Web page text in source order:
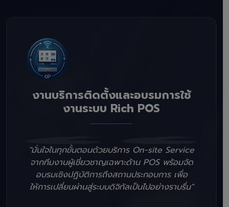
งานบริการติดตั้งและอบรมการใช้
งานระบบ Rich POS
"มั่นใจในทุกขั้นตอนด้วยบริการ On-site Service
จากทีมงานผู้เชี่ยวชาญเฉพาะด้าน POS พร้อมจัด
อบรมเชิงปฏิบัติการถึงสถานประกอบการ เพื่อ
ให้การเปลี่ยนผ่านสู่ระบบดิจิทัลเป็นไปอย่างราบรื่น"